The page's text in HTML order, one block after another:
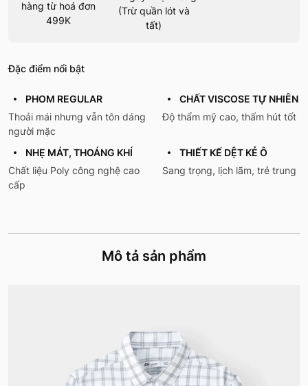
hàng từ hoá đơn
499K
(Trừ quần lót và
tất)
Đặc điểm nổi bật
PHOM REGULAR
Thoải mái nhưng vẫn tôn dáng
người mặc
CHẤT VISCOSE TỰ NHIÊN
Độ thẩm mỹ cao, thấm hút tốt
NHẸ MÁT, THOÁNG KHÍ
Chất liệu Poly công nghệ cao
cấp
THIẾT KẾ DỆT KẺ Ô
Sang trọng, lịch lãm, trẻ trung
Mô tả sản phẩm